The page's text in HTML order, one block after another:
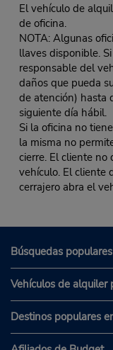
El vehículo de
de oficina.
NOTA: Algunas
llaves disponible.
responsable del
daños que pueda
de atención) hasta
siguiente día hábil.
Si la oficina no
la misma no
cierre. El cliente
vehículo. El cliente
cerrajero abra el
Búsquedas populares
Vehículos de alquiler
Destinos populares